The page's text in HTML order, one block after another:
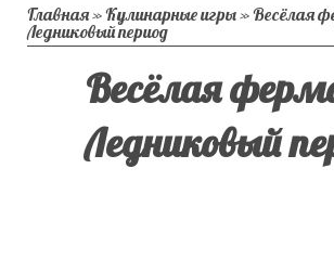
Главная»Кулинарные игры»Весёлая
Ледниковый период
Весёлая
Ледниковый